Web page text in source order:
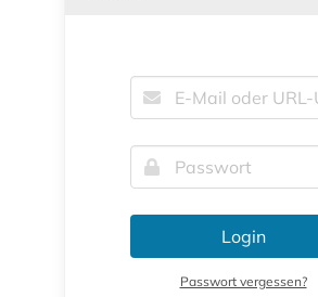
Login
Passwort vergessen?